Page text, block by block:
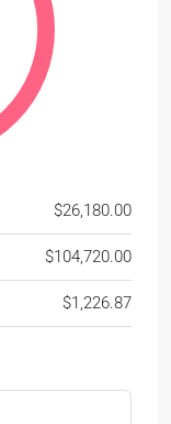
$26,180.00
$104,720.00
$1,226.87